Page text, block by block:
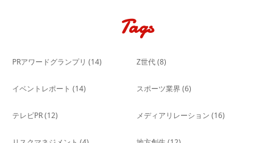
Tags
PRアワードグランプリ (14) Z世代(8)
イベントレポート (14) スポーツ業界 (6)
テレビPR(12) メディアリレーション (16)